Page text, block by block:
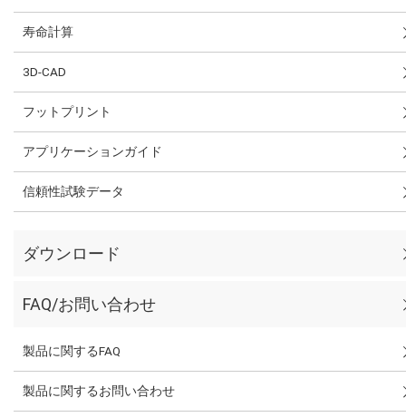
寿命計算
3D-CAD
フットプリント
アプリケーションガイド
信頼性試験データ
ダウンロード
FAQ/お問い合わせ
製品に関するFAQ
製品に関するお問い合わせ